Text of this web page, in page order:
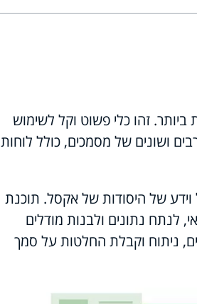
ביותר. זהו כלי פשוט וקל לשימוש
ושונים של מסמכים, כולל לוחות
של היסודות של אקסל. תוכנת
נתונים ולבנות מודלים
ניתוח וקבלת החלטות על סמך